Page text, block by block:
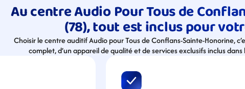
Au centre Audio Pour Tous de
(78), tout est inclus pour
Choisir le centre auditif Audio pour Tous de Conflans-Sainte-Honorine,
complet, d’un appareil de qualité et de services exclusifs inclus